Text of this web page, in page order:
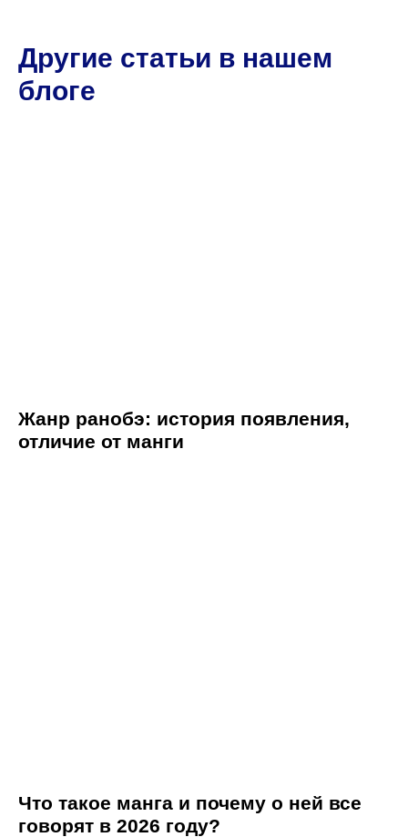
Другие статьи в нашем
блоге
Жанр ранобэ: история появления,
отличие от манги
Что такое манга и почему о ней все
говорят в 2026 году?